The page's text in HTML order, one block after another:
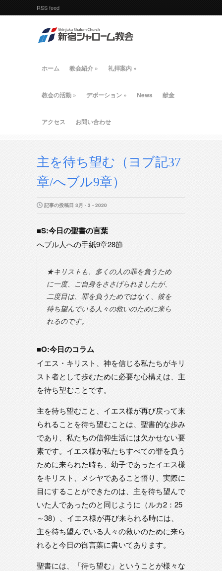
RSS feed
ホーム 教会紹介 » 礼拝案内 »
教会の活動 » デボーション » News 献金
アクセス お問い合わせ
主を待ち望む（ヨブ記37
章/へブル9章）
記事の投稿日 3月 - 3 - 2020
■S:今日の聖書の言葉
へブル人への手紙9章28節
★キリストも、多くの人の罪を負うため
に一度、ご自身をささげられましたが、
二度目は、罪を負うためではなく、彼を
待ち望んでいる人々の救いのために来ら
れるのです。
■O:今日のコラム
イエス・キリスト、神を信じる私たちがキリ
スト者として歩むために必要な心構えは、主
を待ち望むことです。
主を待ち望むこと、イエス様が再び戻って来
られることを待ち望むことは、聖書的な歩み
であり、私たちの信仰生活には欠かせない要
素です。イエス様が私たちすべての罪を負う
ために来られた時も、幼子であったイエス様
をキリスト、メシヤであること悟り、実際に
目にすることができたのは、主を待ち望んで
いた人であったのと同じように（ルカ2：25
～38）、イエス様が再び来られる時には、
主を待ち望んでいる人々の救いのために来ら
れると今日の御言葉に書いてあります。
聖書には、「待ち望む」ということが様々な